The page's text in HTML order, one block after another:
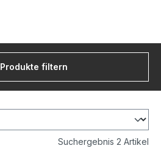
Produkte filtern
Suchergebnis 2 Artikel